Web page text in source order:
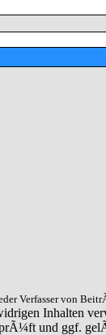
Verfasser von
Inhalten
und ggf.